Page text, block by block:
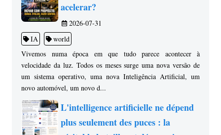
acelerar?
2026-07-31
IA
world
Vivemos numa época em que tudo parece acontecer à
velocidade da luz. Todos os meses surge uma nova versão de
um sistema operativo, uma nova Inteligência Artificial, um
novo automóvel, um novo d...
L'intelligence artificielle ne dépend
plus seulement des puces : la